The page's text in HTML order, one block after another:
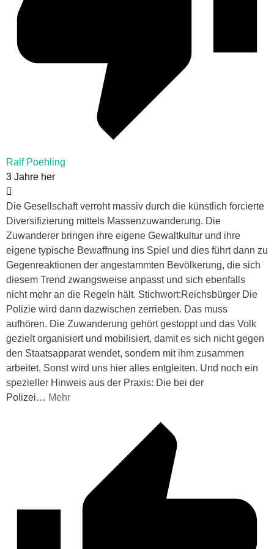
Ralf Poehling
3 Jahre her
Die Gesellschaft verroht massiv durch die künstlich forcierte
Diversifizierung mittels Massenzuwanderung. Die
Zuwanderer bringen ihre eigene Gewaltkultur und ihre
eigene typische Bewaffnung ins Spiel und dies führt dann zu
Gegenreaktionen der angestammten Bevölkerung, die sich
diesem Trend zwangsweise anpasst und sich ebenfalls
nicht mehr an die Regeln hält. Stichwort:Reichsbürger Die
Polizie wird dann dazwischen zerrieben. Das muss
aufhören. Die Zuwanderung gehört gestoppt und das Volk
gezielt organisiert und mobilisiert, damit es sich nicht gegen
den Staatsapparat wendet, sondern mit ihm zusammen
arbeitet. Sonst wird uns hier alles entgleiten. Und noch ein
spezieller Hinweis aus der Praxis: Die bei der
Polizei… Mehr